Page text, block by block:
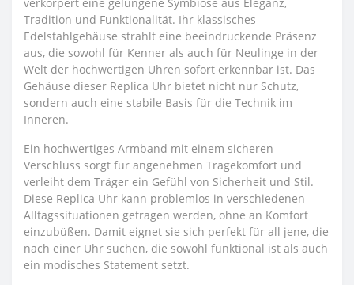
Tradition und Funktionalität. Ihr klassisches
Edelstahlgehäuse strahlt eine beeindruckende Präsenz
aus, die sowohl für Kenner als auch für Neulinge in der
Welt der hochwertigen Uhren sofort erkennbar ist. Das
Gehäuse dieser Replica Uhr bietet nicht nur Schutz,
sondern auch eine stabile Basis für die Technik im
Inneren.
Ein hochwertiges Armband mit einem sicheren
Verschluss sorgt für angenehmen Tragekomfort und
verleiht dem Träger ein Gefühl von Sicherheit und Stil.
Diese Replica Uhr kann problemlos in verschiedenen
Alltagssituationen getragen werden, ohne an Komfort
einzubüßen. Damit eignet sie sich perfekt für all jene, die
nach einer Uhr suchen, die sowohl funktional ist als auch
ein modisches Statement setzt.